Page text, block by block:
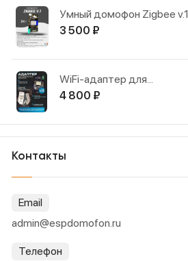
Умный домофон Zigbee v.1
3 500 ₽
WiFi-адаптер для...
4 800 ₽
Контакты
Email
admin@espdomofon.ru
Телефон